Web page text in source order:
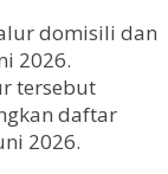
domisili dan
2026.
tersebut
daftar
2026.